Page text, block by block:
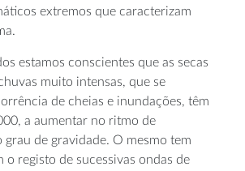
extremos que caracterizam
estamos conscientes que as secas
muito intensas, que se
de cheias e inundações, têm
a aumentar no ritmo de
de gravidade. O mesmo tem
o registo de sucessivas ondas de